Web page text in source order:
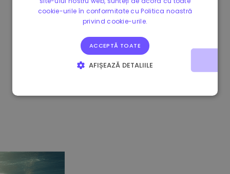
cookie-urile în conformitate cu Politica noastră
privind cookie-urile.
ACCEPTĂ TOATE
AFIȘEAZĂ DETALIILE